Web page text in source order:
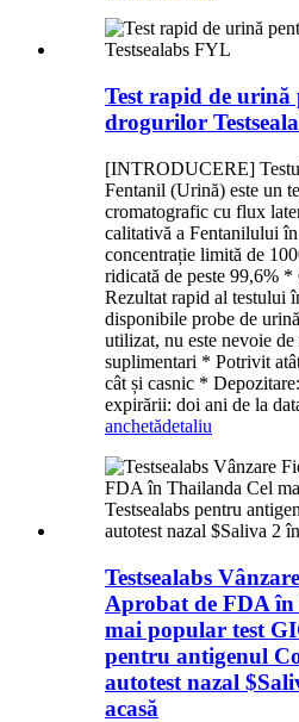
Test rapid de urină
drogurilor
[INTRODUCERE]
Fentanil (Urină) este un
cromatografic cu flux
calitativă a Fentanilului
concentrație limită de
ridicată de peste 99,6%
Rezultat rapid al testului
disponibile probe de
utilizat, nu este nevoie
suplimentari * Potrivit
cât și casnic *
expirării: doi ani de la
anchetădetaliu
Testsealabs
Aprobat de FDA
mai popular test
pentru antigenul
autotest nazal
acasă